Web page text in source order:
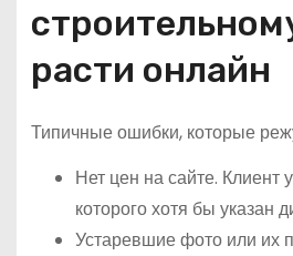
расти онлайн
Типичные ошибки, которые
Нет цен на сайте. Клиент
которого хотя бы указан
Устаревшие фото или их